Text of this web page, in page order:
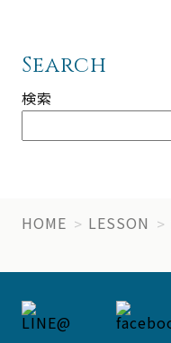
Search
検索
HOME LESSON